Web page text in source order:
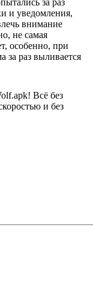
и уведомления,
внимание
не самая
особенно, при
за раз выливается
Всё без
и без